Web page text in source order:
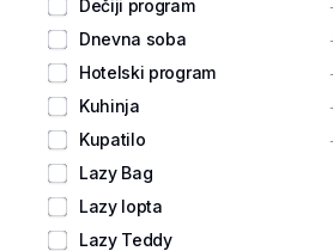
Dečiji program
Dnevna soba
Hotelski program
Kuhinja
Kupatilo
Lazy Bag
Lazy lopta
Lazy Teddy